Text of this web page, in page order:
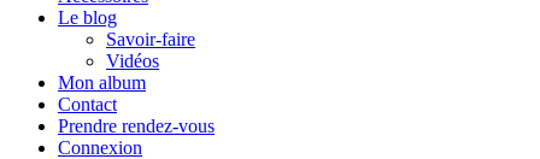
Le blog
Savoir-faire
Vidéos
Mon album
Contact
Prendre rendez-vous
Connexion